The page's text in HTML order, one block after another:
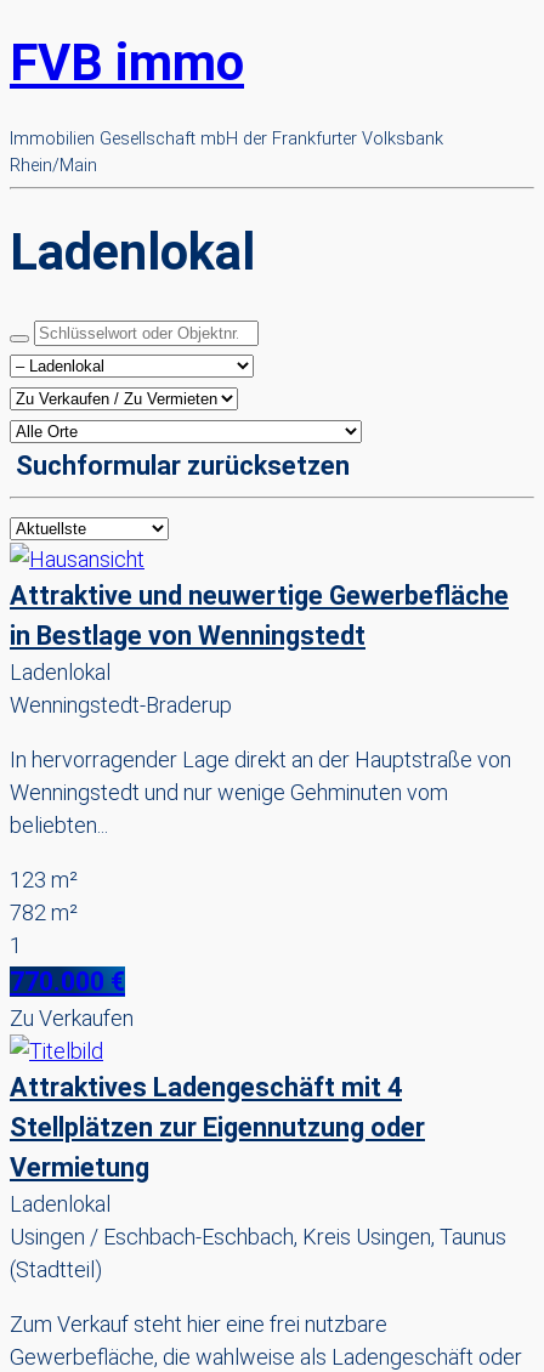
FVB immo
Immobilien Gesellschaft mbH der Frankfurter Volksbank
Rhein/Main
Ladenlokal
Suchformular zurücksetzen
Attraktive und neuwertige Gewerbefläche
in Bestlage von Wenningstedt
Ladenlokal
Wenningstedt-Braderup
In hervorragender Lage direkt an der Hauptstraße von
Wenningstedt und nur wenige Gehminuten vom
beliebten...
123 m²
782 m²
1
770.000 €
Zu Verkaufen
Attraktives Ladengeschäft mit 4
Stellplätzen zur Eigennutzung oder
Vermietung
Ladenlokal
Usingen / Eschbach-Eschbach, Kreis Usingen, Taunus
(Stadtteil)
Zum Verkauf steht hier eine frei nutzbare
Gewerbefläche, die wahlweise als Ladengeschäft oder